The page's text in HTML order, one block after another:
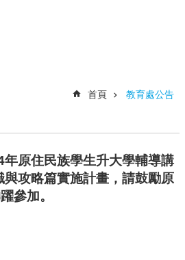
首頁 教育處公告
原住民族學生升大學輔導講
與攻略篇實施計畫，請鼓勵原
參加。